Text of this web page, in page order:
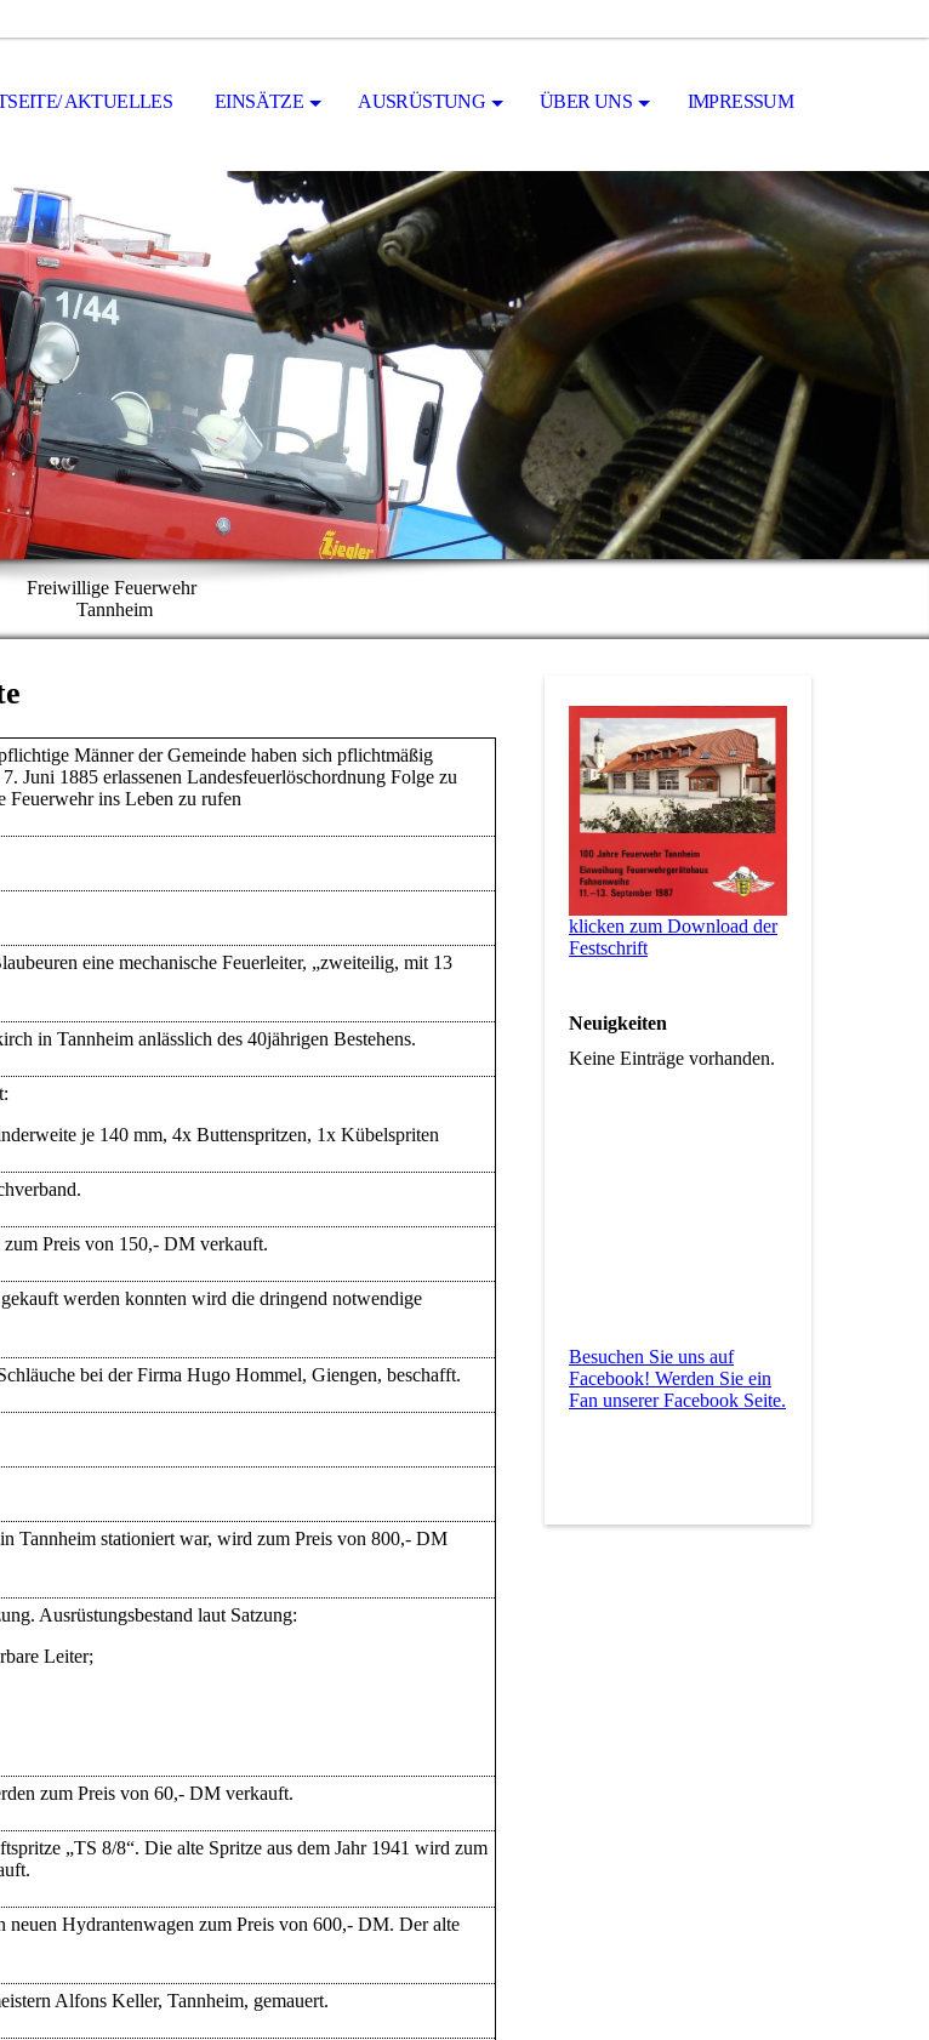
AKTUELLES EINSÄTZE AUSRÜSTUNG ÜBER UNS IMPRESSUM
Freiwillige Feuerwehr
Tannheim
Männer der Gemeinde haben sich pflichtmäßig
Juni 1885 erlassenen Landesfeuerlöschordnung Folge zu
Feuerwehr ins Leben zu rufen
eine mechanische Feuerleiter, „zweiteilig, mit 13
in Tannheim anlässlich des 40jährigen Bestehens.
je 140 mm, 4x Buttenspritzen, 1x Kübelspriten
zum Preis von 150,- DM verkauft.
werden konnten wird die dringend notwendige
bei der Firma Hugo Hommel, Giengen, beschafft.
Tannheim stationiert war, wird zum Preis von 800,- DM
Ausrüstungsbestand laut Satzung:
Leiter;
zum Preis von 60,- DM verkauft.
„TS 8/8“. Die alte Spritze aus dem Jahr 1941 wird zum
Hydrantenwagen zum Preis von 600,- DM. Der alte
Alfons Keller, Tannheim, gemauert.
klicken zum Download der
Festschrift
Neuigkeiten
Keine Einträge vorhanden.
Besuchen Sie uns auf
Facebook! Werden Sie ein
Fan unserer Facebook Seite.